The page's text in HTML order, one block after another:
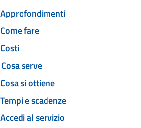
Approfondimenti
Come fare
Costi
Cosa serve
Cosa si ottiene
Tempi e scadenze
Accedi al servizio